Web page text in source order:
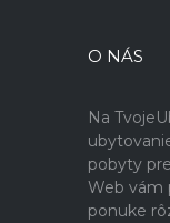
O NÁS
Na
pobyty
Web vám
ponuke